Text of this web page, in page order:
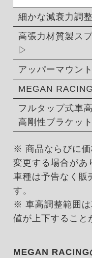
細かな減衰力調整
高張力材質製ス
アッパーマウント
MEGAN
フルタップ式車
高剛性ブラケッ
※ 商品ならびに価
変更する場合があ
車種は予告なく販
す。
※ 車高調整範囲は
値が上下すること
MEGAN RACING